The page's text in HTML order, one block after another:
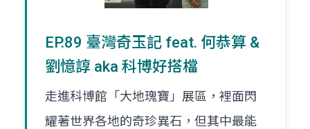
EP.89 臺灣奇玉記 feat. 何恭算 &
劉憶諄 aka 科博好搭檔
走進科博館「大地瑰寶」展區，裡面閃
耀著世界各地的奇珍異石，但其中最能